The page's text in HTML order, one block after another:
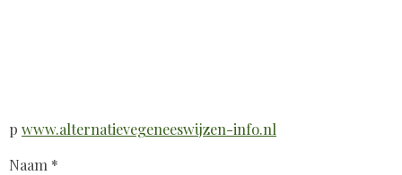
p www.alternatievegeneeswijzen-info.nl
Naam *